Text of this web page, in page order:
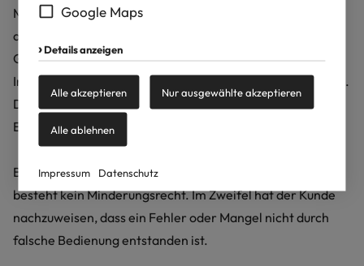
Google Maps
Details anzeigen
Alle akzeptieren Nur ausgewählte akzeptieren
Alle ablehnen
Impressum Datenschutz
Mängel an der gemieteten Anlage sind unverzüglich
anzuzeigen. Der Kunde ist verpflichtet, vermietete
Gegenstände bei Empfang und unmittelbar nach
Inbetriebnahme auf offensichtliche Mängel zu überprüfen.
Derart erkennbare Schäden sind unverzüglich nach
Empfang sowie nach Inbetriebnahme anzuzeigen.
Bei fehlerhafter Bedienung der Anlage durch den Kunden
besteht kein Minderungsrecht. Im Zweifel hat der Kunde
nachzuweisen, dass ein Fehler oder Mangel nicht durch
falsche Bedienung entstanden ist.